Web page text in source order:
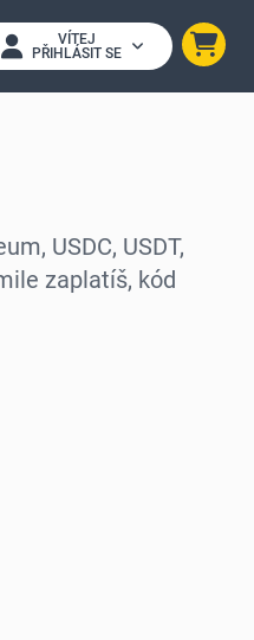
VÍTEJ
PŘIHLÁSIT SE
USDC, USDT,
zaplatíš, kód